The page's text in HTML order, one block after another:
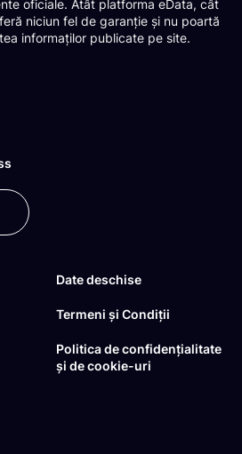
oficiale. Atât platforma eData, cât
niciun fel de garanție și nu poartă
informaților publicate pe site.
Date deschise
Termeni și Condiții
Politica de confidențialitate
și de cookie-uri